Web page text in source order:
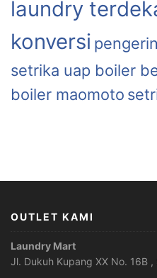
laundry
konversi
setrika uap boiler
boiler maomoto
OUTLET KAMI
Laundry Mart
Jl. Dukuh Kupang XX No. 16B ,